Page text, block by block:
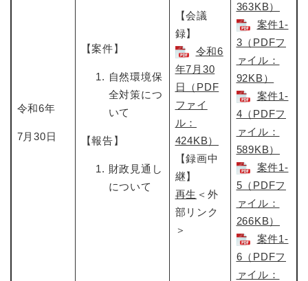
令和6年
7月30日
【案件】
自然環境保
全対策につ
いて
【報告】
財政見通し
について
【会議
録】
令和6
年7月30
日​（PDF
ファイ
ル：
424KB）
【録画中
継】
再生 ＜外
部リンク
＞
363KB）
案件1-
3（PDFフ
ァイル：
92KB）
案件1-
4（PDFフ
ァイル：
589KB）
案件1-
5（PDFフ
ァイル：
266KB）
案件1-
6（PDFフ
ァイル：